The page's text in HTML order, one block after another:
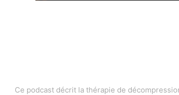
Ce podcast décrit la thérapie de